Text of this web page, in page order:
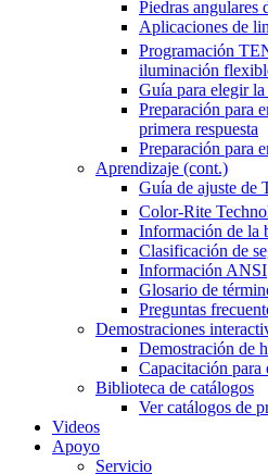
Piedras angulares
Aplicaciones de
Programación
iluminación
Guía para elegir
Preparación para
primera respuesta
Preparación para
Aprendizaje (cont.)
Guía de ajuste de
Color-Rite
Información de la
Clasificación de
Información ANSI
Glosario de
Preguntas
Demostraciones
Demostración de
Capacitación
Biblioteca de catálogos
Ver catálogos de
Videos
Apoyo
Servicio